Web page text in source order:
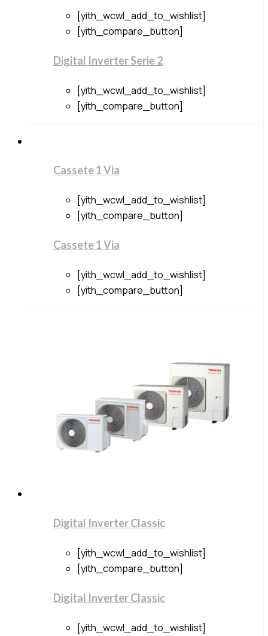
[yith_wcwl_add_to_wishlist]
[yith_compare_button]
Digital Inverter Serie 2
[yith_wcwl_add_to_wishlist]
[yith_compare_button]
Cassete 1 Via
[yith_wcwl_add_to_wishlist]
[yith_compare_button]
Cassete 1 Via
[yith_wcwl_add_to_wishlist]
[yith_compare_button]
Digital Inverter Classic
[yith_wcwl_add_to_wishlist]
[yith_compare_button]
Digital Inverter Classic
[yith_wcwl_add_to_wishlist]